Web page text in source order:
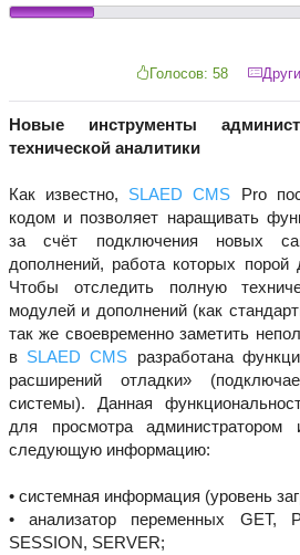
Голосов: 58
Новые инструменты
технической аналитики
Как известно, SLAED CMS Pro
кодом и позволяет наращивать
за счёт подключения новых
дополнений, работа которых порой
Чтобы отследить полную
модулей и дополнений (как
так же своевременно заметить
в SLAED CMS разработана
расширений отладки»
системы). Данная
для просмотра администратором
следующую информацию:
• системная информация (уровень
• анализатор переменных GET,
SESSION, SERVER;